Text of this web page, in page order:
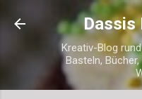
Direkt
Dassis
Kreativ-Blog
Basteln,